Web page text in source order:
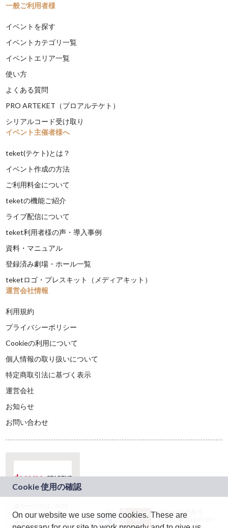
一般ご利用者様
イベントを探す
イベントカテゴリ一覧
イベントエリア一覧
使い方
よくある質問
PRO ARTEKET（プロアルテケト）
シリアルコード受け取り
イベント主催者様へ
teket(テケト)とは？
イベント作成の方法
ご利用料金について
teketの機能ご紹介
ライブ配信について
teket利用者様の声・導入事例
資料・マニュアル
登録済み劇場・ホール一覧
teketロゴ・プレスキット（メディアキット）
運営会社情報
利用規約
プライバシーポリシー
Cookieの利用について
個人情報の取り扱いについて
特定商取引法に基づく表示
運営会社
お知らせ
お問い合わせ
ドコモグループの新
規事業創出プログラ
JASRAC許諾番号：
9024936001Y45037
On our website we use some cookies. These are